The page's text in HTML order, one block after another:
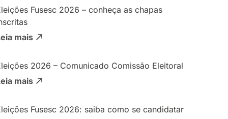
Fusesc 2026 – conheça as chapas
mais
2026 – Comunicado Comissão Eleitoral
mais
Fusesc 2026: saiba como se candidatar